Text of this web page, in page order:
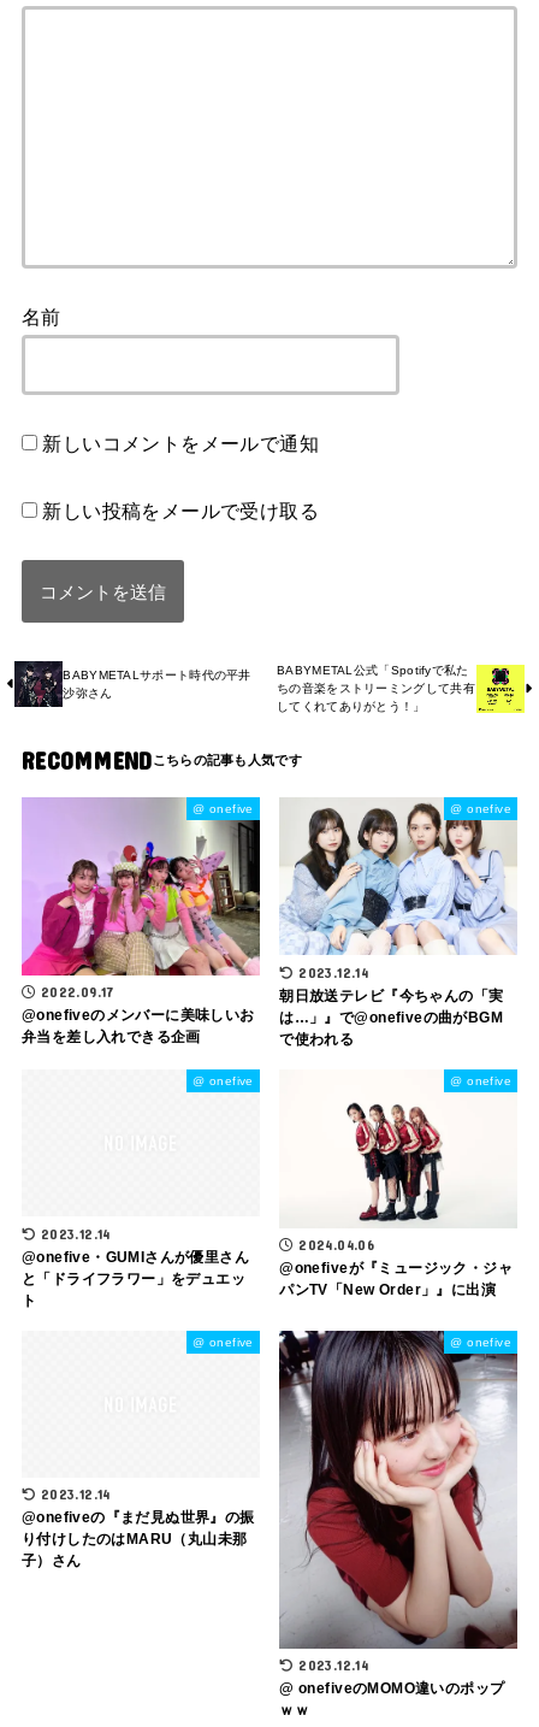
名前
新しいコメントをメールで通知
新しい投稿をメールで受け取る
BABYMETALサポート時代の平井
沙弥さん
BABYMETAL公式「Spotifyで私た
ちの音楽をストリーミングして共有
してくれてありがとう！」
RECOMMEND
@ onefive
2022.09.17
@onefiveのメンバーに美味しいお
弁当を差し入れできる企画
@ onefive
2023.12.14
朝日放送テレビ『今ちゃんの「実
は…」』で@onefiveの曲がBGM
で使われる
@ onefive
2023.12.14
@onefive・GUMIさんが優里さん
と「ドライフラワー」をデュエッ
ト
@ onefive
2024.04.06
@​onefiveが『ミュージック・ジャ
パンTV「New Order」』に出演
@ onefive
2023.12.14
@onefiveの『まだ見ぬ世界』の振
り付けしたのはMARU（丸山未那
子）さん
@ onefive
2023.12.14
@ onefiveのMOMO違いのポップ
ｗｗ